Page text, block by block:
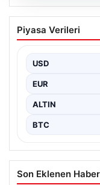
Enflasyon
açıklanacak?
Piyasa Verileri
USD
EUR
ALTIN
BTC
Son Eklenen